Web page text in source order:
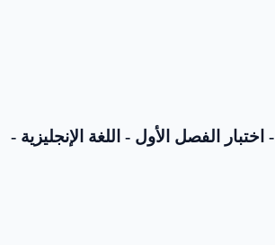
الموضوع رقم 53 - اختبار الفصل الأول - اللغة الإنجليزية -